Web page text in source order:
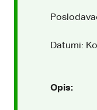
Datumi:
Opis: